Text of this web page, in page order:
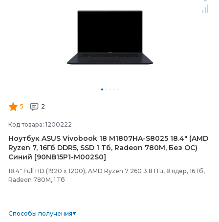
5 2
Код товара: 1200222
Ноутбук ASUS Vivobook 18 M1807HA-S8025 18.4" (AMD
Ryzen 7, 16Гб DDR5, SSD 1 Тб, Radeon 780M, Без ОС)
Синий [90NB15P1-M002S0]
18.4" Full HD (1920 x 1200), AMD Ryzen 7 260 3.8 ГГц, 8 ядер, 16 Гб,
Radeon 780M, 1 Тб
Способы получения